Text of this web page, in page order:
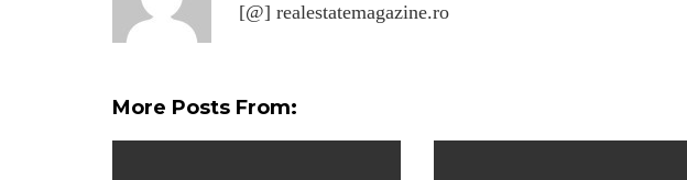
[@] realestatemagazine.ro
More Posts From: